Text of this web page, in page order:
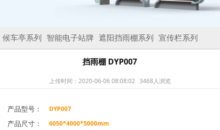
候车亭系列 智能电子站牌 遮阳挡雨棚系列 宣传栏系列
垃圾分类亭 移动板房
挡雨棚 DYP007
上传时间：2020-06-06 08:08:02 3468人浏览
产品型号： DYP007
产品尺寸： 6050*4000*5000mm